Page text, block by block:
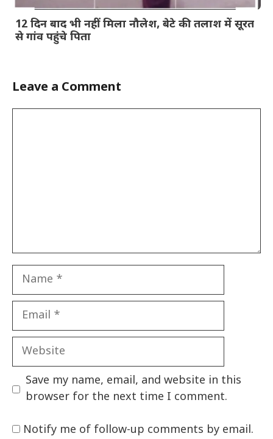
12 दिन बाद भी नहीं मिला नौलेश, बेटे की तलाश में सूरत
से गांव पहुंचे पिता
Leave a Comment
Name
Email
Website
Save my name, email, and website in this
browser for the next time I comment.
Notify me of follow-up comments by email.